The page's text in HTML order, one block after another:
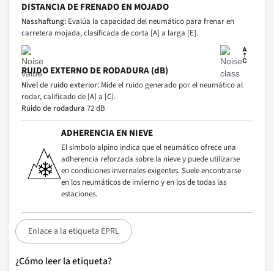
DISTANCIA DE FRENADO EN MOJADO
Nasshaftung: Evalúa la capacidad del neumático para frenar en
carretera mojada, clasificada de corta [A] a larga [E].
RUIDO EXTERNO DE RODADURA (dB)
Nivel de ruido exterior: Mide el ruido generado por el neumático al
rodar, calificado de [A] a [C].
Ruido de rodadura 72 dB
ADHERENCIA EN NIEVE
El símbolo alpino indica que el neumático ofrece una
adherencia reforzada sobre la nieve y puede utilizarse
en condiciones invernales exigentes. Suele encontrarse
en los neumáticos de invierno y en los de todas las
estaciones.
Enlace a la etiqueta EPRL
¿Cómo leer la etiqueta?